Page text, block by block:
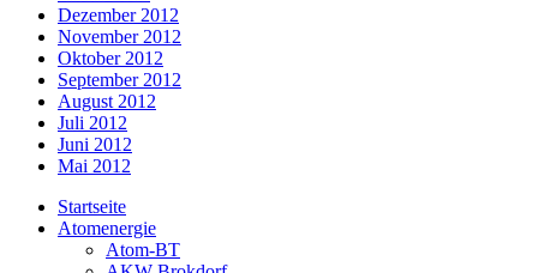
Dezember 2012
November 2012
Oktober 2012
September 2012
August 2012
Juli 2012
Juni 2012
Mai 2012
Startseite
Atomenergie
Atom-BT